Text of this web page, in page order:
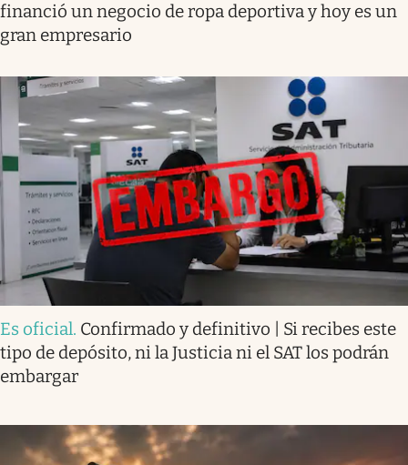
financió un negocio de ropa deportiva y hoy es un
gran empresario
Es oficial. Confirmado y definitivo | Si recibes este
tipo de depósito, ni la Justicia ni el SAT los podrán
embargar